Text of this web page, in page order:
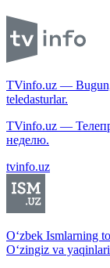
TVinfo.uz — Bugun,
teledasturlar.
TVinfo.uz —
неделю.
tvinfo.uz
O‘zbek Ismlarning
O‘zingiz va